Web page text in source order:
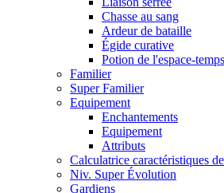
Chasse au sang
Ardeur de bataille
Égide curative
Potion de l'espace-temps
Familier
Super Familier
Equipement
Enchantements
Equipement
Attributs
Calculatrice caractéristiques
Niv. Super Évolution
Gardiens